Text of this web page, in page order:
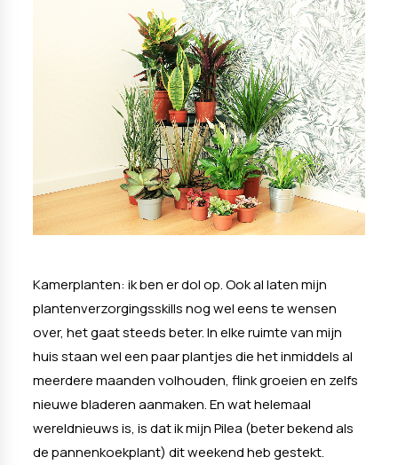
Kamerplanten: ik ben er dol op. Ook al laten mijn
plantenverzorgingsskills nog wel eens te wensen
over, het gaat steeds beter. In elke ruimte van mijn
huis staan wel een paar plantjes die het inmiddels al
meerdere maanden volhouden, flink groeien en zelfs
nieuwe bladeren aanmaken. En wat helemaal
wereldnieuws is, is dat ik mijn Pilea (beter bekend als
de pannenkoekplant) dit weekend heb gestekt.